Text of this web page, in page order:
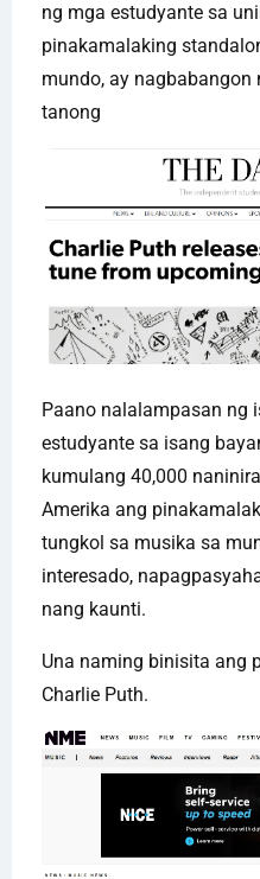
ng mga estudyante sa
pinakamalaking
mundo, ay
tanong
Paano nalalampasan ng
estudyante sa isang
kumulang 40,000
Amerika ang
tungkol sa musika sa
interesado,
nang kaunti.
Una naming binisita ang
Charlie Puth.